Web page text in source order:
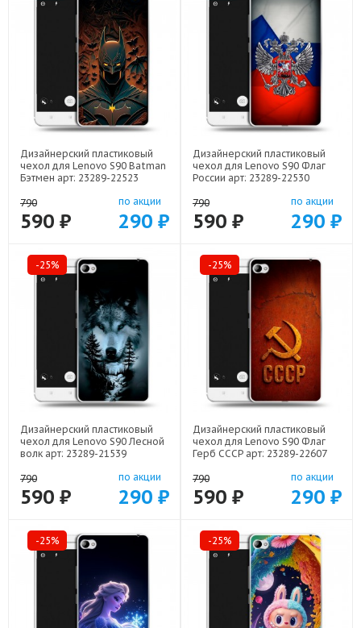
Дизайнерский пластиковый
чехол для Lenovo S90 Batman
Бэтмен арт: 23289-22523
790
590 ₽
по акции
290 ₽
Дизайнерский пластиковый
чехол для Lenovo S90 Флаг
России арт: 23289-22530
790
590 ₽
по акции
290 ₽
-25%
Дизайнерский пластиковый
чехол для Lenovo S90 Лесной
волк арт: 23289-21539
790
590 ₽
по акции
290 ₽
-25%
Дизайнерский пластиковый
чехол для Lenovo S90 Флаг
Герб СССР арт: 23289-22607
790
590 ₽
по акции
290 ₽
-25% -25%